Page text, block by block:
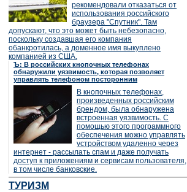
рекомендовали отказаться от
использования российского
браузера "Спутник". Там
допускают, что это может быть небезопасно,
поскольку создавшая его компания
обанкротилась, а доменное имя выкуплено
компанией из США.
Ъ: В российских кнопочных телефонах
обнаружили уязвимость, которая позволяет
управлять телефоном посторонним
В кнопочных телефонах,
произведенных российским
брендом, была обнаружена
встроенная уязвимость. С
помощью этого программного
обеспечения можно управлять
устройством удаленно через
интернет - рассылать спам и даже получать
доступ к приложениям и сервисам пользователя,
в том числе банковские.
ТУРИЗМ